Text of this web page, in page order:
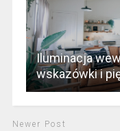
Iluminacja
wskazówki i
Newer Post